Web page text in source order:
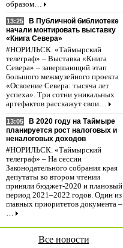
образом…
13:25
В Публичной библиотеке
начали монтировать выставку
«Книга Севера»
#НОРИЛЬСК. «Таймырский
телеграф» – Выставка «Книга
Севера» – завершающий этап
большого межмузейного проекта
«Освоение Севера: тысяча лет
успеха». Три сотни уникальных
артефактов расскажут свои…
13:05
В 2020 году на Таймыре
планируется рост налоговых и
неналоговых доходов
#НОРИЛЬСК. «Таймырский
телеграф» – На сессии
Законодательного собрания края
депутаты во втором чтении
приняли бюджет-2020 и плановый
период 2021–2022 годов. Один из
главных приоритетов документа –
…
Все новости